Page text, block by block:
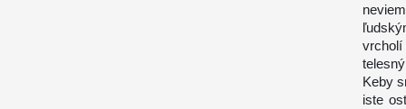
Keby
iste